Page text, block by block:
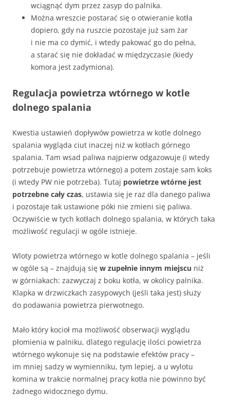
wciągnąć dym przez zasyp do palnika.
Można wreszcie postarać się o otwieranie kotła
dopiero, gdy na ruszcie pozostaje już sam żar
i nie ma co dymić, i wtedy pakować go do pełna,
a starać się nie dokładać w międzyczasie (kiedy
komora jest zadymiona).
Regulacja powietrza wtórnego w kotle
dolnego spalania
Kwestia ustawień dopływów powietrza w kotle dolnego
spalania wygląda ciut inaczej niż w kotłach górnego
spalania. Tam wsad paliwa najpierw odgazowuje (i wtedy
potrzebuje powietrza wtórnego) a potem zostaje sam koks
(i wtedy PW nie potrzeba). Tutaj powietrze wtórne jest
potrzebne cały czas, ustawia się je raz dla danego paliwa
i pozostaje tak ustawione póki nie zmieni się paliwa.
Oczywiście w tych kotłach dolnego spalania, w których taka
możliwość regulacji w ogóle istnieje.
Wloty powietrza wtórnego w kotle dolnego spalania – jeśli
w ogóle są – znajdują się w zupełnie innym miejscu niż
w górniakach: zazwyczaj z boku kotła, w okolicy palnika.
Klapka w drzwiczkach zasypowych (jeśli taka jest) służy
do podawania powietrza pierwotnego.
Mało który kocioł ma możliwość obserwacji wyglądu
płomienia w palniku, dlatego regulację ilości powietrza
wtórnego wykonuje się na podstawie efektów pracy –
im mniej sadzy w wymienniku, tym lepiej, a u wylotu
komina w trakcie normalnej pracy kotła nie powinno być
żadnego widocznego dymu.